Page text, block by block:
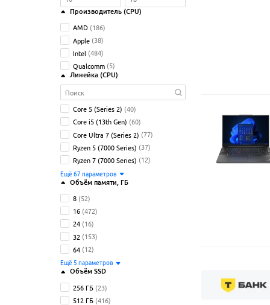
Производитель (CPU)
AMD (186)
Apple (38)
Intel (484)
Qualcomm (5)
Линейка (CPU)
Core 5 (Series 2) (40)
Core i5 (13th Gen) (60)
Core Ultra 7 (Series 2) (77)
Ryzen 5 (7000 Series) (37)
Ryzen 7 (7000 Series) (12)
Ещё 67 параметров
Объём памяти , ГБ
8 (52)
16 (472)
24 (16)
32 (153)
64 (12)
Ещё 5 параметров
Объём SSD
256 ГБ (23)
512 ГБ (416)